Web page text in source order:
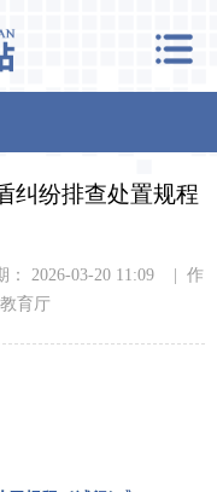
纠纷排查处置规程
： 2026-03-20 11:09 | 作
育厅